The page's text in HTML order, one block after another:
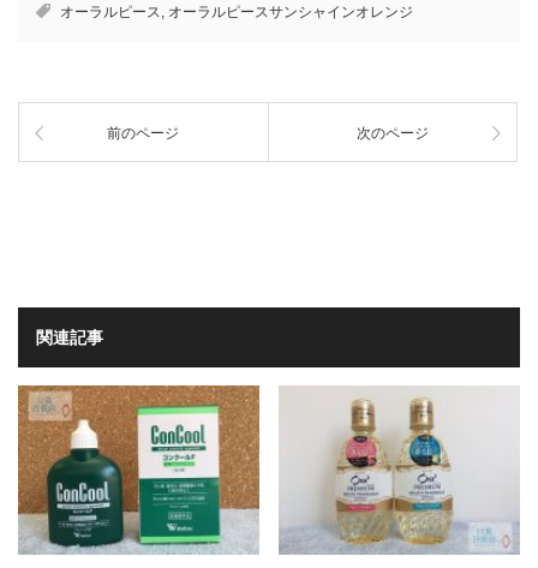
オーラルピース, オーラルピースサンシャインオレンジ
前のページ 次のページ
関連記事